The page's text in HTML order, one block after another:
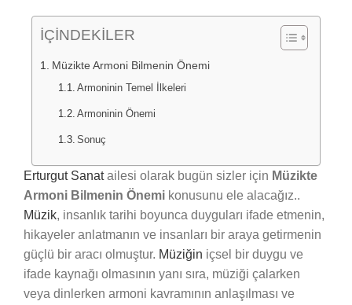
İÇİNDEKİLER
Müzikte Armoni Bilmenin Önemi
Armoninin Temel İlkeleri
Armoninin Önemi
Sonuç
Erturgut Sanatailesi olarak bugün sizler için Müzikte
Armoni Bilmenin Önemikonusunu ele alacağız..
Müzik, insanlık tarihi boyunca duyguları ifade etmenin,
hikayeler anlatmanın ve insanları bir araya getirmenin
güçlü bir aracı olmuştur. Müziğin içsel bir duygu ve
ifade kaynağı olmasının yanı sıra, müziği çalarken
veya dinlerken armoni kavramının anlaşılması ve